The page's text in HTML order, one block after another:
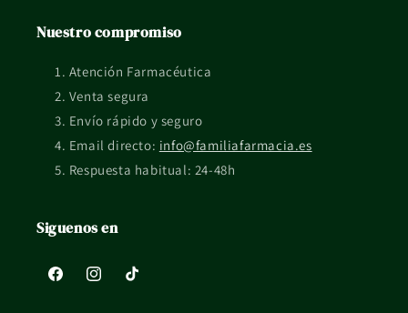
profesional sanitario.
La información de esta ficha es orientativa y no sustituye el
consejo profesional ni el etiquetado oficial del fabricante.
Nuestro compromiso
Atención Farmacéutica
Venta segura
Envío rápido y seguro
Email directo: info@familiafarmacia.es
Respuesta habitual: 24-48h
Siguenos en
FacebookInstagramTikTok